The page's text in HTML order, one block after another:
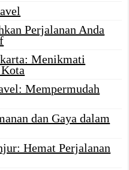
Perjalanan Anda
Menikmati
Mempermudah
dan Gaya dalam
Hemat Perjalanan